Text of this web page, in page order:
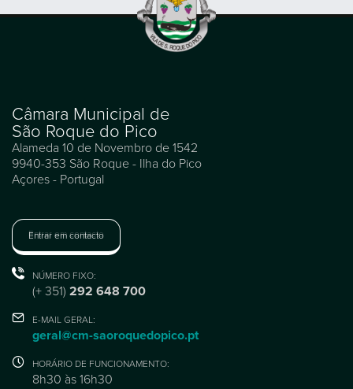
Câmara Municipal de
São Roque do Pico
Alameda 10 de Novembro de 1542
9940-353 São Roque - Ilha do Pico
Açores - Portugal
Entrar em contacto
NÚMERO FIXO:
(+ 351) 292 648 700
E-MAIL GERAL:
geral@cm-saoroquedopico.pt
HORÁRIO DE FUNCIONAMENTO:
8h30 às 16h30